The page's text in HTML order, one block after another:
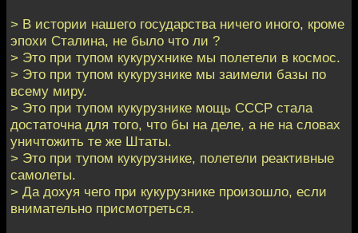
> В истории нашего государства ничего иного, кроме
эпохи Сталина, не было что ли ?
> Это при тупом кукурухнике мы полетели в космос.
> Это при тупом кукурузнике мы заимели базы по
всему миру.
> Это при тупом кукурузнике мощь СССР стала
достаточна для того, что бы на деле, а не на словах
уничтожить те же Штаты.
> Это при тупом кукурузнике, полетели реактивные
самолеты.
> Да дохуя чего при кукурузнике произошло, если
внимательно присмотреться.